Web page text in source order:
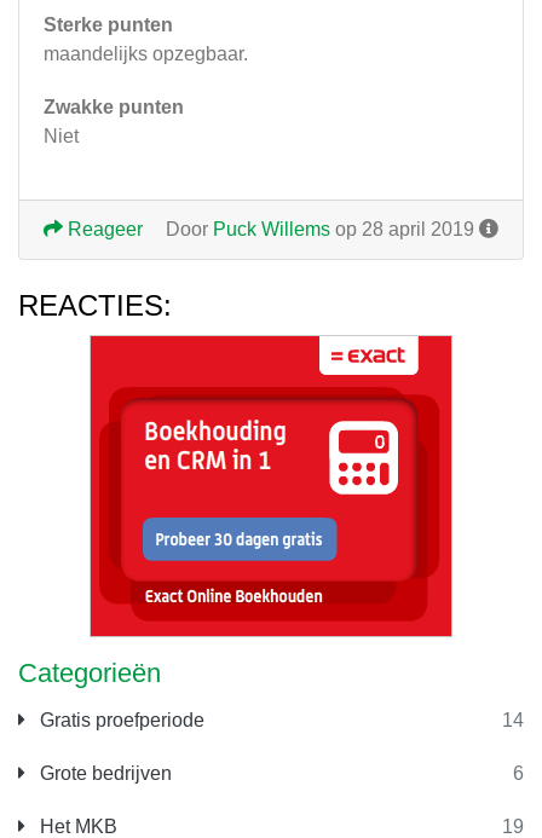
Categorieën
Gratis proefperiode 14
Grote bedrijven 6
Het MKB 19
Sterke punten
maandelijks opzegbaar.
Zwakke punten
Niet
Door Puck Willems op 28 april 2019
Reageer
REACTIES: